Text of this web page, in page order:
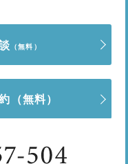
（無料）
（無料）